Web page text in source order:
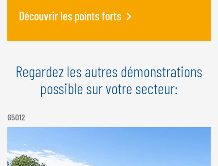
Découvrir les points forts
Regardez les autres démonstrations
possible sur votre secteur:
G5012